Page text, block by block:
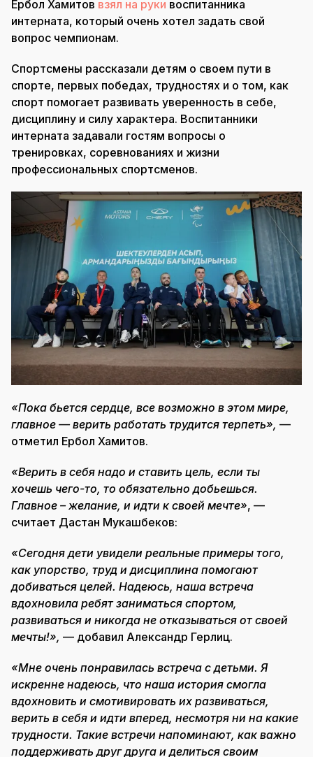
Ербол Хамитов взял на руки воспитанника
интерната, который очень хотел задать свой
вопрос чемпионам.
Спортсмены рассказали детям о своем пути в
спорте, первых победах, трудностях и о том, как
спорт помогает развивать уверенность в себе,
дисциплину и силу характера. Воспитанники
интерната задавали гостям вопросы о
тренировках, соревнованиях и жизни
профессиональных спортсменов.
«Пока бьется сердце, все возможно в этом мире,
главное — верить работать трудится терпеть», —
отметил Ербол Хамитов.
«Верить в себя надо и ставить цель, если ты
хочешь чего-то, то обязательно добьешься.
Главное – желание, и идти к своей мечте», —
считает Дастан Мукашбеков:
«Сегодня дети увидели реальные примеры того,
как упорство, труд и дисциплина помогают
добиваться целей. Надеюсь, наша встреча
вдохновила ребят заниматься спортом,
развиваться и никогда не отказываться от своей
мечты!», — добавил Александр Герлиц.
«Мне очень понравилась встреча с детьми. Я
искренне надеюсь, что наша история смогла
вдохновить и смотивировать их развиваться,
верить в себя и идти вперед, несмотря ни на какие
трудности. Такие встречи напоминают, как важно
поддерживать друг друга и делиться своим